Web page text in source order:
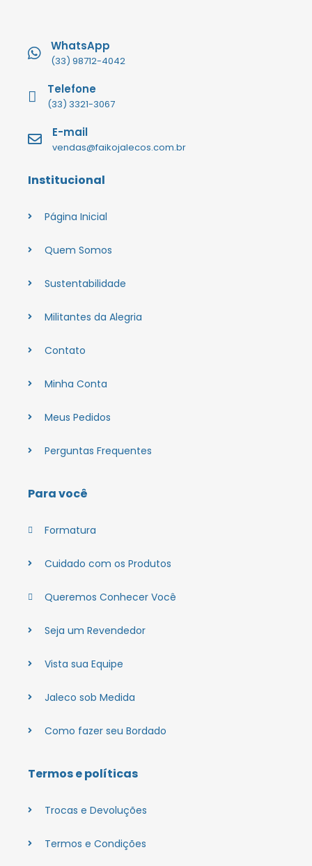
WhatsApp
(33) 98712-4042
Telefone
(33) 3321-3067
E-mail
vendas@faikojalecos.com.br
Institucional
Página Inicial
Quem Somos
Sustentabilidade
Militantes da Alegria
Contato
Minha Conta
Meus Pedidos
Perguntas Frequentes
Para você
Formatura
Cuidado com os Produtos
Queremos Conhecer Você
Seja um Revendedor
Vista sua Equipe
Jaleco sob Medida
Como fazer seu Bordado
Termos e políticas
Trocas e Devoluções
Termos e Condições